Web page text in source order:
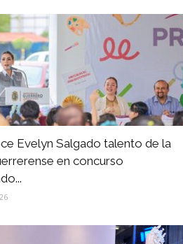
Evelyn Salgado talento de la
en concurso